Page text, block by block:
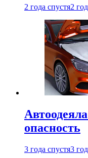
2 года спустя2
опасность
3 года спустя3